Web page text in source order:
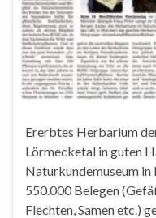
Ererbtes Herbarium
Lörmecketal in guten
Naturkundemuseum
550.000 Belegen
Flechten, Samen etc.)